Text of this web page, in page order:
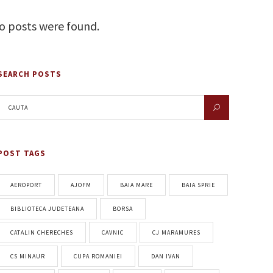
posts were found.
POSTS
TAGS
AEROPORT AJOFM BAIA MARE BAIA SPRIE
BIBLIOTECA JUDETEANA BORSA
CATALIN CHERECHES CAVNIC CJ MARAMURES
CS MINAUR CUPA ROMANIEI DAN IVAN